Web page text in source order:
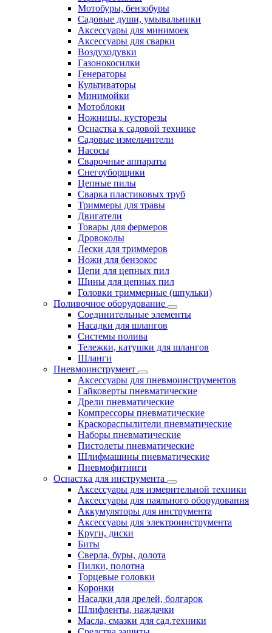
Мотобуры, бензобуры
Садовые души, умывальники
Аксессуары для минимоек
Аксессуары для сварки
Воздуходувки
Газонокосилки
Генераторы
Культиваторы
Минимойки
Мотоблоки
Ножницы, кусторезы
Оснастка к садовой технике
Садовые измельчители
Насосы
Сварочные аппараты
Снегоуборщики
Цепные пилы
Сварка пластиковых труб
Триммеры для травы
Двигатели
Товары для фермеров
Дровоколы
Лески для триммеров
Ножи для бензокос
Цепи для цепных пил
Шины для цепных пил
Головки триммерные (шпульки)
Поливочное оборудование
Cоединительные элементы
Насадки для шлангов
Системы полива
Тележки, катушки для шлангов
Шланги
Пневмоинструмент
Аксессуары для пневмоинструментов
Гайковерты пневматические
Дрели пневматические
Компрессоры пневматические
Краскораспылители пневматические
Наборы пневматические
Пистолеты пневматические
Шлифмашины пневматические
Пневмофитинги
Оснастка для инструмента
Аксессуары для измерительной техники
Аксессуары для паяльного оборудования
Аккумуляторы для инструмента
Аксессуары для электроинструмента
Круги, диски
Биты
Сверла, буры, долота
Пилки, полотна
Торцевые головки
Коронки
Насадки для дрелей, болгарок
Шлифленты, наждачки
Масла, смазки для сад.техники